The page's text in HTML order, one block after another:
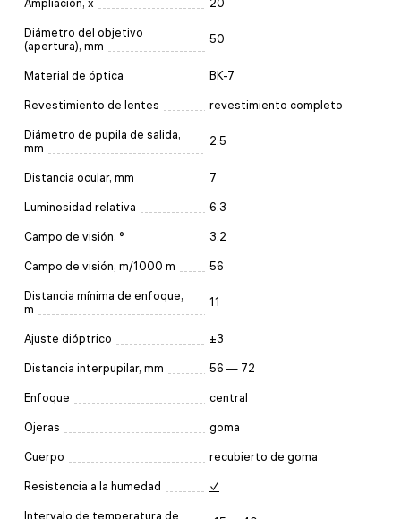
Ampliación, x 20
Diámetro del objetivo
(apertura), mm
50
Material de óptica BK-7
Revestimiento de lentes revestimiento completo
Diámetro de pupila de salida,
mm
2.5
Distancia ocular, mm 7
Luminosidad relativa 6.3
Campo de visión, ° 3.2
Campo de visión, m/1000 m 56
Distancia mínima de enfoque,
m
11
Ajuste dióptrico ±3
Distancia interpupilar, mm 56 — 72
Enfoque central
Ojeras goma
Cuerpo recubierto de goma
Resistencia a la humedad ✓
Intervalo de temperatura de